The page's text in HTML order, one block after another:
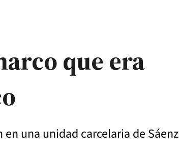
que era
una unidad carcelaria de Sáenz